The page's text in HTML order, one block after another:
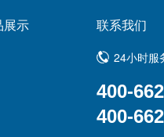
展示 联系我们
24小时服
400-
400-